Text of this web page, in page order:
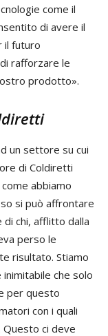
come il
di avere il
il futuro
rafforzare le
prodotto».
un settore su cui
di Coldiretti
abbiamo
si può affrontare
chi, afflitto dalla
perso le
risultato. Stiamo
che solo
per questo
con i quali
ci deve